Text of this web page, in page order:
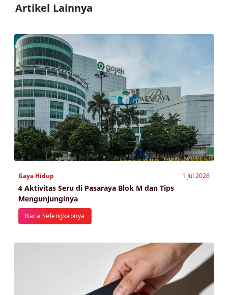
Artikel Lainnya
Gaya Hidup 1 Jul 2026
4 Aktivitas Seru di Pasaraya Blok M dan Tips
Mengunjunginya
Baca Selengkapnya